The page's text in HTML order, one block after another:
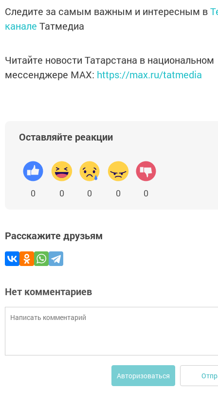
Следите за самым важным и интересным в
канале Татмедиа
Читайте новости Татарстана в национальном
мессенджере MАХ: https://max.ru/tatmedia
Оставляйте реакции
0 0 0 0 0
Расскажите друзьям
Нет комментариев
Авторизоваться